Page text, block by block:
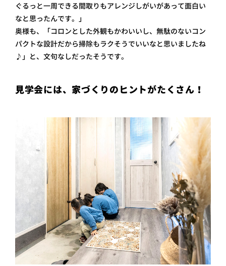
ぐるっと一周できる間取りもアレンジしがいがあって面白い
なと思ったんです。」
奥様も、「コロンとした外観もかわいいし、無駄のないコン
パクトな設計だから掃除もラクそうでいいなと思いましたね
♪」と、文句なしだったそうです。
見学会には、家づくりのヒントがたくさん！